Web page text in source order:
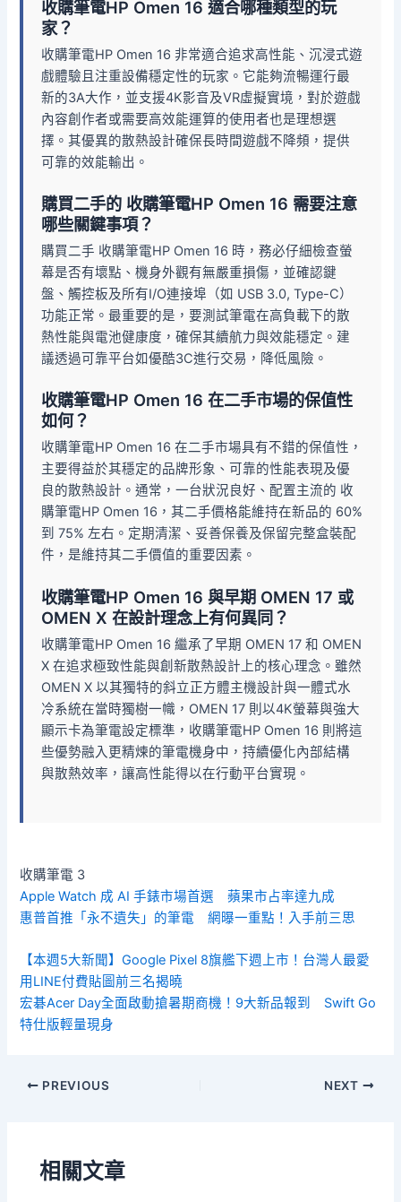
收購筆電HP Omen 16 適合哪種類型的玩
家？
收購筆電HP Omen 16 非常適合追求高性能、沉浸式遊
戲體驗且注重設備穩定性的玩家。它能夠流暢運行最
新的3A大作，並支援4K影音及VR虛擬實境，對於遊戲
內容創作者或需要高效能運算的使用者也是理想選
擇。其優異的散熱設計確保長時間遊戲不降頻，提供
可靠的效能輸出。
購買二手的 收購筆電HP Omen 16 需要注意
哪些關鍵事項？
購買二手 收購筆電HP Omen 16 時，務必仔細檢查螢
幕是否有壞點、機身外觀有無嚴重損傷，並確認鍵
盤、觸控板及所有I/O連接埠（如 USB 3.0, Type-C）
功能正常。最重要的是，要測試筆電在高負載下的散
熱性能與電池健康度，確保其續航力與效能穩定。建
議透過可靠平台如優酷3C進行交易，降低風險。
收購筆電HP Omen 16 在二手市場的保值性
如何？
收購筆電HP Omen 16 在二手市場具有不錯的保值性，
主要得益於其穩定的品牌形象、可靠的性能表現及優
良的散熱設計。通常，一台狀況良好、配置主流的 收
購筆電HP Omen 16，其二手價格能維持在新品的 60%
到 75% 左右。定期清潔、妥善保養及保留完整盒裝配
件，是維持其二手價值的重要因素。
收購筆電HP Omen 16 與早期 OMEN 17 或
OMEN X 在設計理念上有何異同？
收購筆電HP Omen 16 繼承了早期 OMEN 17 和 OMEN
X 在追求極致性能與創新散熱設計上的核心理念。雖然
OMEN X 以其獨特的斜立正方體主機設計與一體式水
冷系統在當時獨樹一幟，OMEN 17 則以4K螢幕與強大
顯示卡為筆電設定標準，收購筆電HP Omen 16 則將這
些優勢融入更精煉的筆電機身中，持續優化內部結構
與散熱效率，讓高性能得以在行動平台實現。
收購筆電 3
Apple Watch 成 AI 手錶市場首選 蘋果市占率達九成
惠普首推「永不遺失」的筆電 網曝一重點！入手前三思
【本週5大新聞】Google Pixel 8旗艦下週上市！台灣人最愛
用LINE付費貼圖前三名揭曉
宏碁Acer Day全面啟動搶暑期商機！9大新品報到 Swift Go
特仕版輕量現身
PREVIOUS NEXT
相關文章